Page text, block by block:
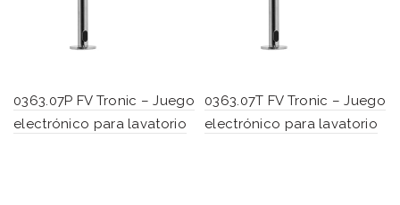
0363.07P FV Tronic – Juego
electrónico para lavatorio
0363.07T FV Tronic – Juego
electrónico para lavatorio